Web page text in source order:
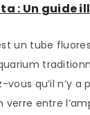
: Un guide
un tube
qu’il n’y a
verre entre